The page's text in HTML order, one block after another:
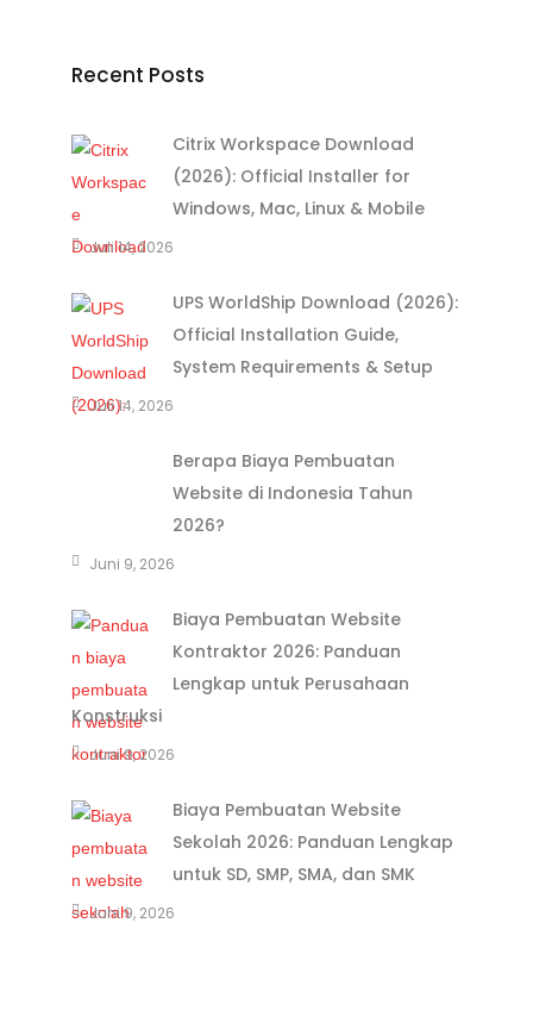
Recent Posts
Citrix Workspace Download
(2026): Official Installer for
Windows, Mac, Linux & Mobile
Juli 14, 2026
UPS WorldShip Download (2026):
Official Installation Guide,
System Requirements & Setup
Juli 14, 2026
Berapa Biaya Pembuatan
Website di Indonesia Tahun
2026?
Juni 9, 2026
Biaya Pembuatan Website
Kontraktor 2026: Panduan
Lengkap untuk Perusahaan
Konstruksi
Juni 9, 2026
Biaya Pembuatan Website
Sekolah 2026: Panduan Lengkap
untuk SD, SMP, SMA, dan SMK
Juni 9, 2026